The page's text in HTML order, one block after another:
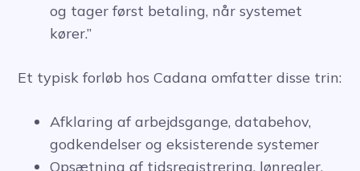
og tager først betaling, når systemet
kører.”
Et typisk forløb hos Cadana omfatter disse trin:
Afklaring af arbejdsgange, databehov,
godkendelser og eksisterende systemer
Opsætning af tidsregistrering, lønregler,